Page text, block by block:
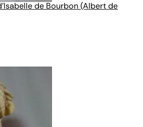
de Bourbon (Albert de